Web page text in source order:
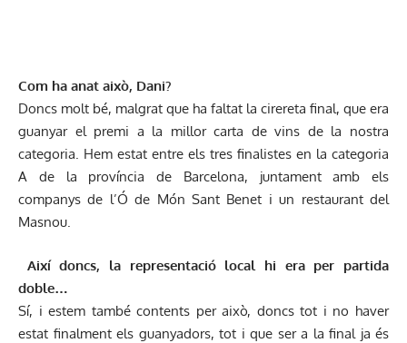
Com ha anat això, Dani?
Doncs molt bé, malgrat que ha faltat la cirereta final, que era
guanyar el premi a la millor carta de vins de la nostra
categoria. Hem estat entre els tres finalistes en la categoria
A de la província de Barcelona, juntament amb els
companys de l’Ó de Món Sant Benet i un restaurant del
Masnou.
Així doncs, la representació local hi era per partida
doble…
Sí, i estem també contents per això, doncs tot i no haver
estat finalment els guanyadors, tot i que ser a la final ja és